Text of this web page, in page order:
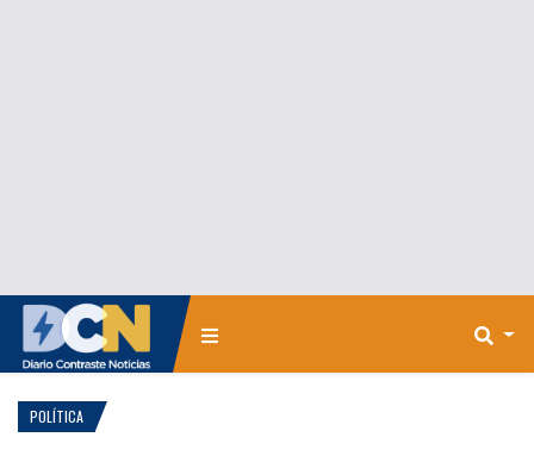
POLÍTICA